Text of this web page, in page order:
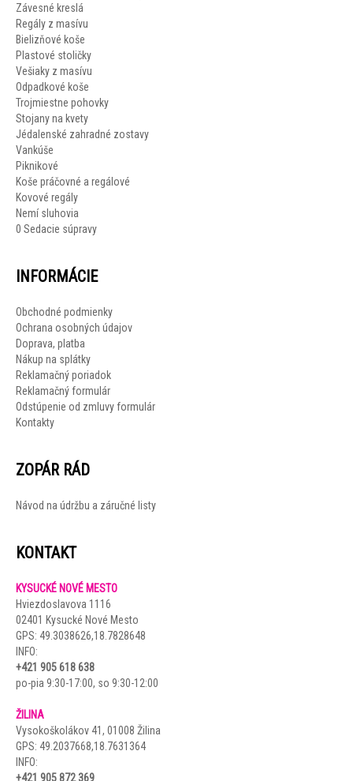
Závesné kreslá
Regály z masívu
Bielizňové koše
Plastové stoličky
Vešiaky z masívu
Odpadkové koše
Trojmiestne pohovky
Stojany na kvety
Jédalenské zahradné zostavy
Vankúše
Piknikové
Koše práčovné a regálové
Kovové regály
Nemí sluhovia
0 Sedacie súpravy
INFORMÁCIE
Obchodné podmienky
Ochrana osobných údajov
Doprava, platba
Nákup na splátky
Reklamačný poriadok
Reklamačný formulár
Odstúpenie od zmluvy formulár
Kontakty
ZOPÁR RÁD
Návod na údržbu a záručné listy
KONTAKT
KYSUCKÉ NOVÉ MESTO
Hviezdoslavova 1116
02401 Kysucké Nové Mesto
GPS: 49.3038626,18.7828648
INFO:
+421 905 618 638
po-pia 9:30-17:00, so 9:30-12:00
ŽILINA
Vysokoškolákov 41, 01008 Žilina
GPS: 49.2037668,18.7631364
INFO:
+421 905 872 369